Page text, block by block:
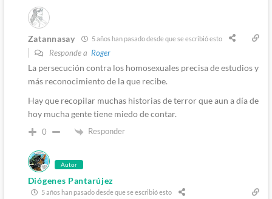
Zatannasay 5 años han pasado desde que se escribió esto
Responde a Roger
La persecución contra los homosexuales precisa de estudios y
más reconocimiento de la que recibe.
Hay que recopilar muchas historias de terror que aun a día de
hoy mucha gente tiene miedo de contar.
0 Responder
Autor
Diógenes Pantarújez
5 años han pasado desde que se escribió esto